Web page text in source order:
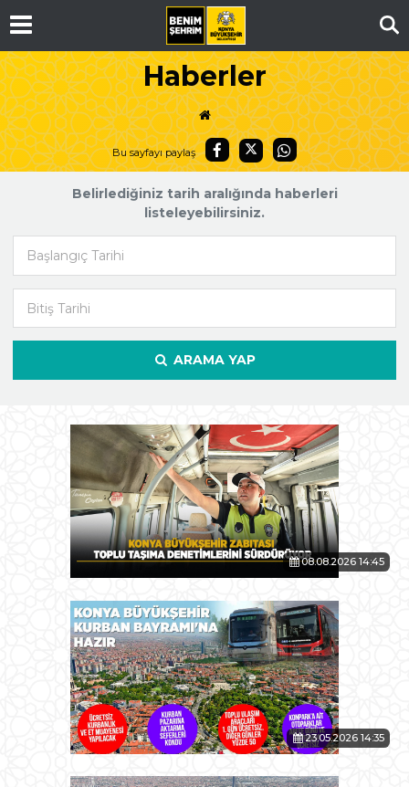
Haberler
Bu sayfayı paylaş
Belirlediğiniz tarih aralığında haberleri
listeleyebilirsiniz.
ARAMA YAP
08.08.2026 14:45
23.05.2026 14:35